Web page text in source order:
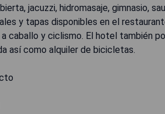
jacuzzi, hidromasaje, gimnasio,
y tapas disponibles en el
caballo y ciclismo. El hotel también
así como alquiler de bicicletas.